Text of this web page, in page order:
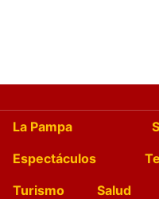
La Pampa
Espectáculos
Turismo
Salud